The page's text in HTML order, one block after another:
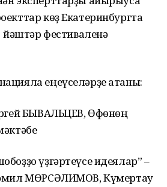
көҙ Екатеринбургта
йәштәр фестиваленә
еңеүселәрҙе атаны:
БЫВАЛЬЦЕВ, Өфөнөң
үҙгәртеүсе идеялар” –
МӨРСӘЛИМОВ, Күмертау